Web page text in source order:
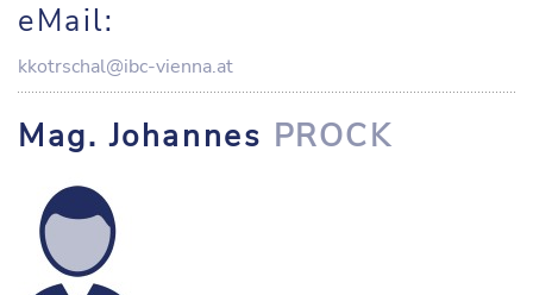
eMail:
kkotrschal@ibc-vienna.at
Mag. Johannes PROCK